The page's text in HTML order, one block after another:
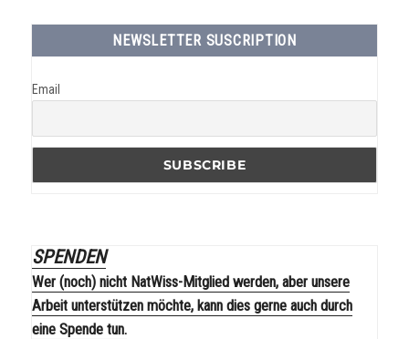
NEWSLETTER SUSCRIPTION
Email
SPENDEN
Wer (noch) nicht NatWiss-Mitglied werden, aber unsere
Arbeit unterstützen möchte, kann dies gerne auch durch
eine Spende tun.